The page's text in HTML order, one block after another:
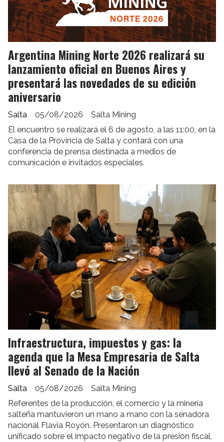
Argentina Mining Norte 2026 realizará su
lanzamiento oficial en Buenos Aires y
presentará las novedades de su edición
aniversario
Salta Mining
Salta
05/08/2026
El encuentro se realizará el 6 de agosto, a las 11:00, en la
Casa de la Provincia de Salta y contará con una
conferencia de prensa destinada a medios de
comunicación e invitados especiales.
Infraestructura, impuestos y gas: la
agenda que la Mesa Empresaria de Salta
llevó al Senado de la Nación
Salta Mining
Salta
05/08/2026
Referentes de la producción, el comercio y la minería
salteña mantuvieron un mano a mano con la senadora
nacional Flavia Royón. Presentaron un diagnóstico
unificado sobre el impacto negativo de la presión fiscal,